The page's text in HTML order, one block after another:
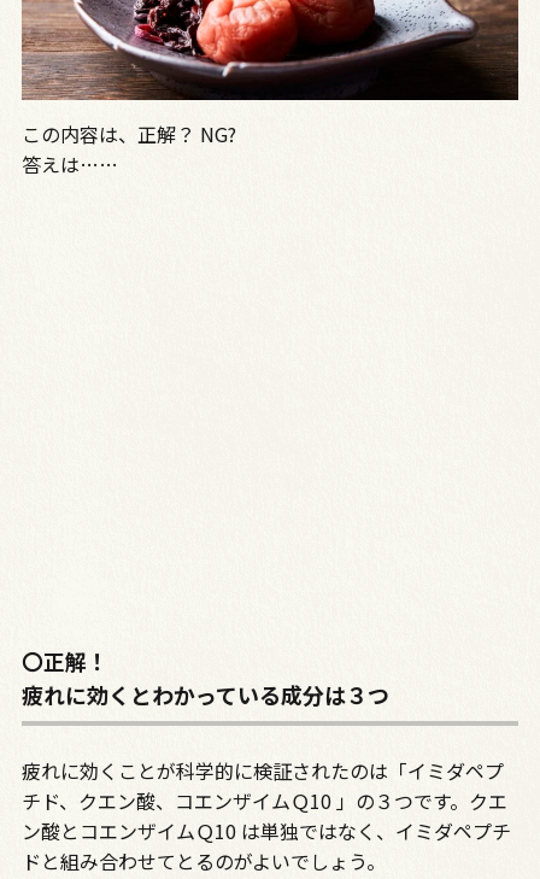
この内容は、正解？ NG?
答えは……
〇正解！
疲れに効くとわかっている成分は３つ
疲れに効くことが科学的に検証されたのは「イミダペプ
チド、クエン酸、コエンザイムＱ10 」の３つです。クエ
ン酸とコエンザイムＱ10 は単独ではなく、イミダペプチ
ドと組み合わせてとるのがよいでしょう。